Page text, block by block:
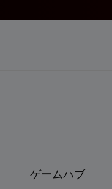
ゲームハブ